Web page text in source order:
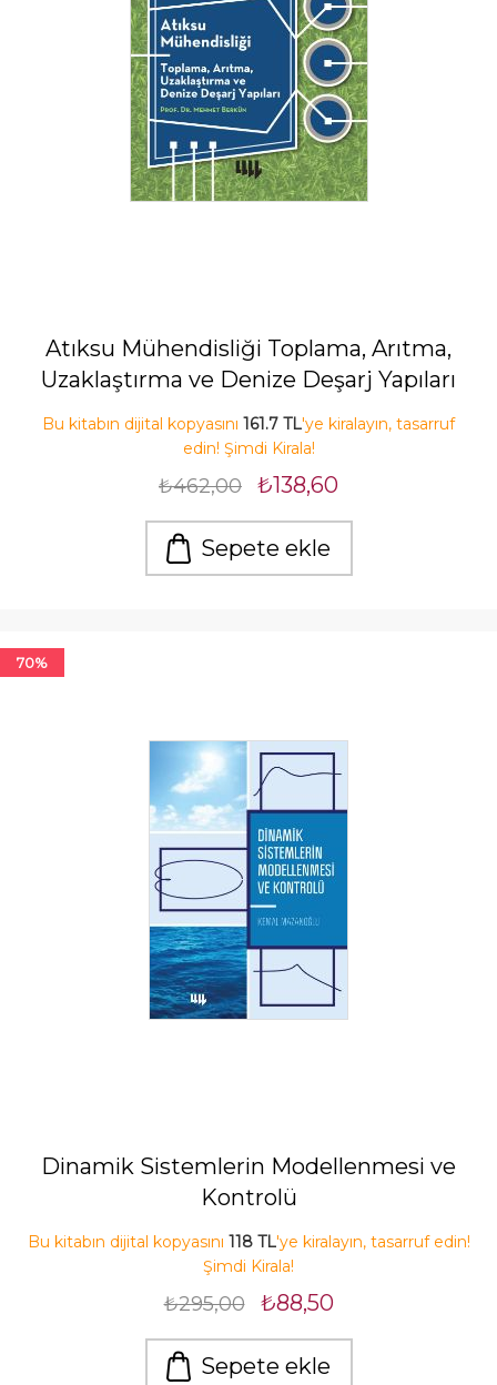
Atıksu Mühendisliği Toplama, Arıtma,
Uzaklaştırma ve Denize Deşarj Yapıları
Bu kitabın dijital kopyasını 161.7 TL'ye kiralayın, tasarruf
edin! Şimdi Kirala!
₺462,00 ₺138,60
Sepete ekle
70%
Dinamik Sistemlerin Modellenmesi ve
Kontrolü
Bu kitabın dijital kopyasını 118 TL'ye kiralayın, tasarruf edin!
Şimdi Kirala!
₺295,00 ₺88,50
Sepete ekle